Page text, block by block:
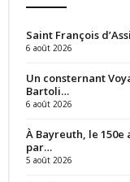
Saint François
6 août 2026
Un consternant
Bartoli…
6 août 2026
À Bayreuth, le
par…
5 août 2026